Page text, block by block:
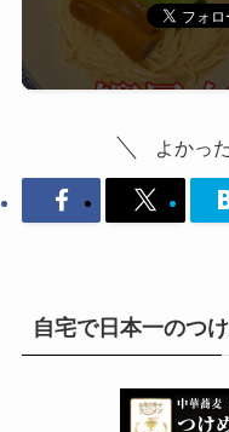
よかっ
自宅で日本一のつ